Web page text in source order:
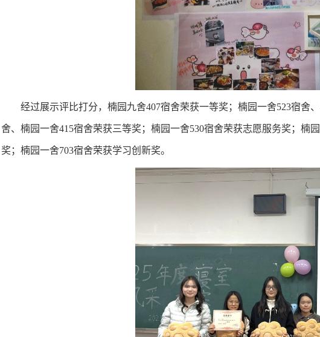
经过展示评比打分，楠园 九舍407宿舍荣获一等奖；楠园一舍523宿舍
舍、楠园一舍415宿舍荣获三等奖；楠园一舍530宿舍荣获志愿服务奖；楠
奖；楠园一舍703宿舍荣获学习创新奖。